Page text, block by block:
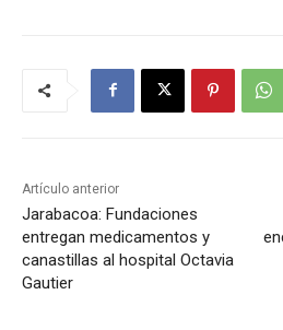
Artículo anterior
Jarabacoa: Fundaciones
entregan medicamentos y
canastillas al hospital Octavia
Gautier